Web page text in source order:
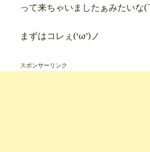
って来ちゃいましたぁみたいな(
まずはコレぇ(‘ω’)ノ
スポンサーリンク